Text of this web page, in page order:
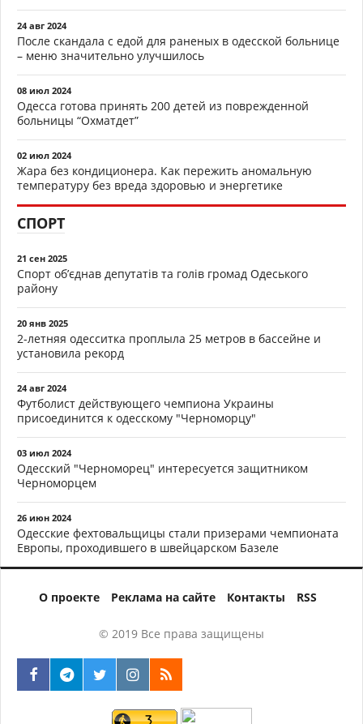
24 авг 2024
После скандала с едой для раненых в одесской больнице
– меню значительно улучшилось
08 июл 2024
Одесса готова принять 200 детей из поврежденной
больницы “Охматдет”
02 июл 2024
Жара без кондиционера. Как пережить аномальную
температуру без вреда здоровью и энергетике
СПОРТ
21 сен 2025
Спорт об’єднав депутатів та голів громад Одеського
району
20 янв 2025
2-летняя одесситка проплыла 25 метров в бассейне и
установила рекорд
24 авг 2024
Футболист действующего чемпиона Украины
присоединится к одесскому "Черноморцу"
03 июл 2024
Одесский "Черноморец" интересуется защитником
Черноморцем
26 июн 2024
Одесские фехтовальщицы стали призерами чемпионата
Европы, проходившего в швейцарском Базеле
О проекте Реклама на сайте Контакты RSS
© 2019 Все права защищены